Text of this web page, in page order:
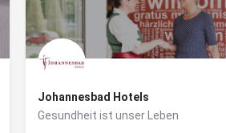
Johannesbad Hotels
Gesundheit ist unser Leben